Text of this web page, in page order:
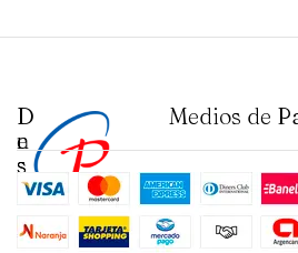
D
e
s
t
a
c
I
n
s
t
i
t
Medios de